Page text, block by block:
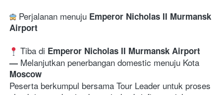
Perjalanan menuju Emperor Nicholas II Murmansk
Airport
Tiba di Emperor Nicholas II Murmansk Airport
— Melanjutkan penerbangan domestic menuju Kota
Moscow
Peserta berkumpul bersama Tour Leader untuk proses